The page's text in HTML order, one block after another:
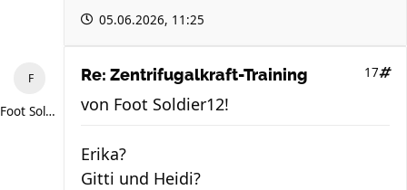
05.06.2026, 11:25
Foot Soldier12!
Re: Zentrifugalkraft-Training 17
von Foot Soldier12!
Erika?
Gitti und Heidi?